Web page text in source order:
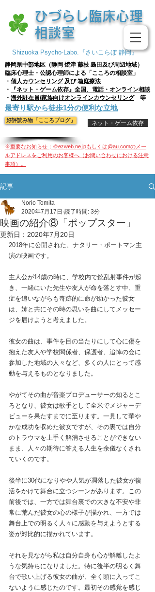
​ひづらし臨床心理
相談室
ネット・ゲーム依存
Shizuoka Psycho-Labo.『さいこらぼ 静岡』
静岡県中部地区（静岡 焼津 藤枝 島田及び周辺地域）
臨床心理士・公認心理師による「こころの相談室」
・ 個人カウンセリング 及び箱庭療法
・
『ネット・ゲーム依存』全国、電話・オンライン相談
・ 海外駐在員/家族向けオンラインカウンセリング等
​最寄り駅から徒歩1分の便利な立地
好評読み物「こころブログ」
※重要なお知らせ；＠ezweb.ne.jpもしくは@au.comのメー
ルアドレスをご利用のお客様へ（お問い合わせにおける注意
事項）。
記事
映画の紹介⑧「ポップスター」
Norio Tomita
2020年7月17日 読了時間: 3分
更新日： 2020年7月20日
2018年に公開された、ナタリー・ポートマン主
演の映画です。
主人公が14歳の時に、学校内で銃乱射事件が起
き、一緒にいた先生や友人が命を落とす中、重
症を追いながらも奇跡的に命が助かった彼女
は、姉と共にその時の思いを曲にしてメッセー
ジを届けようと考えました。
彼女の曲は、事件を目の当たりにして心に傷を
抱えた友人や学校関係者、保護者、追悼の会に
参加した地域の人々など、多くの人にとって感
動を与えるものとなりました。
やがてその曲が音楽プロデューサーの知るとこ
ろとなり、彼女は歌手として全米でメジャーデ
ビューを果たすまでに至ります。一見して華や
かな成功を収めた彼女ですが、その裏では自分
のトラウマを上手く解消させることができない
まま、人々の期待に答える人生を余儀なくされ
ていくのです。
後半に30代になりやや人気が凋落した彼女が復
活をかけて舞台に立つシーンがあります。この
前後では、一方では舞台裏での大きな不安や非
常に荒んだ彼女の心の様子が描かれ、一方では
舞台上での明るく人々に感動を与えようとする
姿が対比的に描かれています。
それを見ながら私は自分自身も心が解離したよ
うな気持ちになりました。特に後半の明るく舞
台で歌い上げる彼女の曲が、全く頭に入ってこ
ないように感じたのです。最初その感覚を感じ